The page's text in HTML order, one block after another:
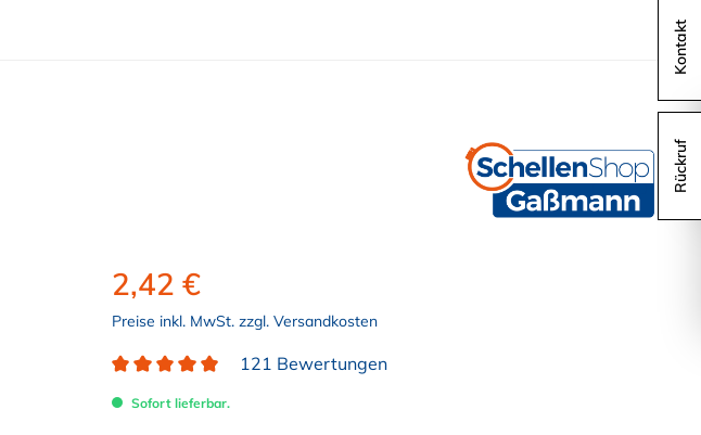
2,42 €
Preise inkl. MwSt. zzgl. Versandkosten
121 Bewertungen
Sofort lieferbar.
Kontakt
Rückruf